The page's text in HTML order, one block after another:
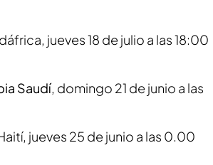
jueves 18 de julio a las 18:00
Saudí, domingo 21 de junio a las
jueves 25 de junio a las 0.00